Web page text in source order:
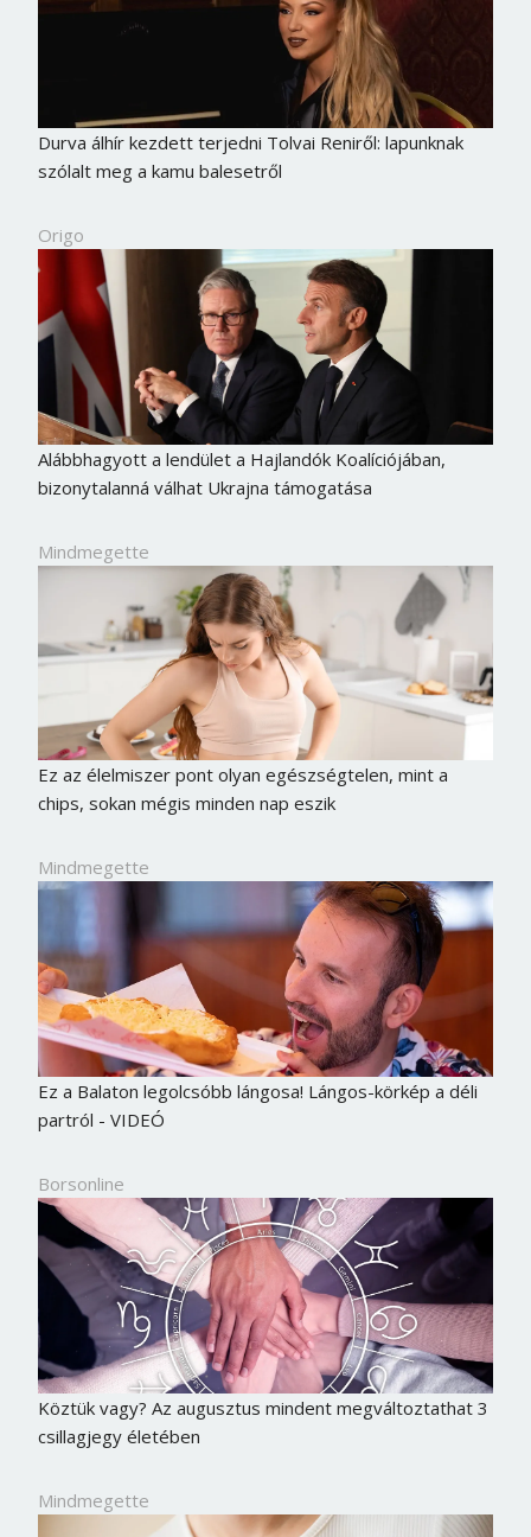
Durva álhír kezdett terjedni Tolvai Reniről: lapunknak
szólalt meg a kamu balesetről
Origo
Alábbhagyott a lendület a Hajlandók Koalíciójában,
bizonytalanná válhat Ukrajna támogatása
Mindmegette
Ez az élelmiszer pont olyan egészségtelen, mint a
chips, sokan mégis minden nap eszik
Mindmegette
Ez a Balaton legolcsóbb lángosa! Lángos-körkép a déli
partról - VIDEÓ
Borsonline
Köztük vagy? Az augusztus mindent megváltoztathat 3
csillagjegy életében
Mindmegette